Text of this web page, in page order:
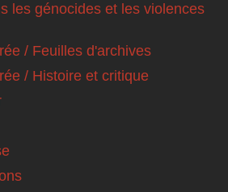
les génocides et les violences
/ Feuilles d'archives
/ Histoire et critique